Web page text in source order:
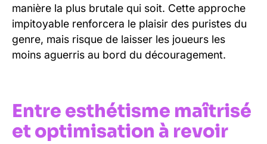
manière la plus brutale qui soit. Cette approche
impitoyable renforcera le plaisir des puristes du
genre, mais risque de laisser les joueurs les
moins aguerris au bord du découragement.
Entre esthétisme maîtrisé
et optimisation à revoir